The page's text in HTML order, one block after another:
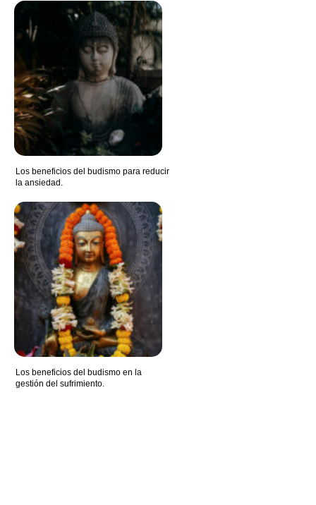
Los beneficios del budismo para reducir
la ansiedad.
Los beneficios del budismo en la
gestión del sufrimiento.